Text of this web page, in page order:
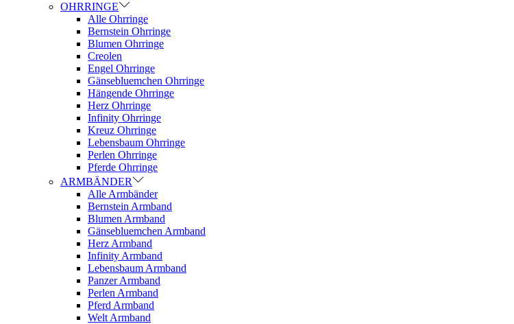
OHRRINGE
Alle Ohrringe
Bernstein Ohrringe
Blumen Ohrringe
Creolen
Engel Ohrringe
Gänsebluemchen Ohrringe
Hängende Ohrringe
Herz Ohrringe
Infinity Ohrringe
Kreuz Ohrringe
Lebensbaum Ohrringe
Perlen Ohrringe
Pferde Ohrringe
ARMBÄNDER
Alle Armbänder
Bernstein Armband
Blumen Armband
Gänsebluemchen Armband
Herz Armband
Infinity Armband
Lebensbaum Armband
Panzer Armband
Perlen Armband
Pferd Armband
Welt Armband